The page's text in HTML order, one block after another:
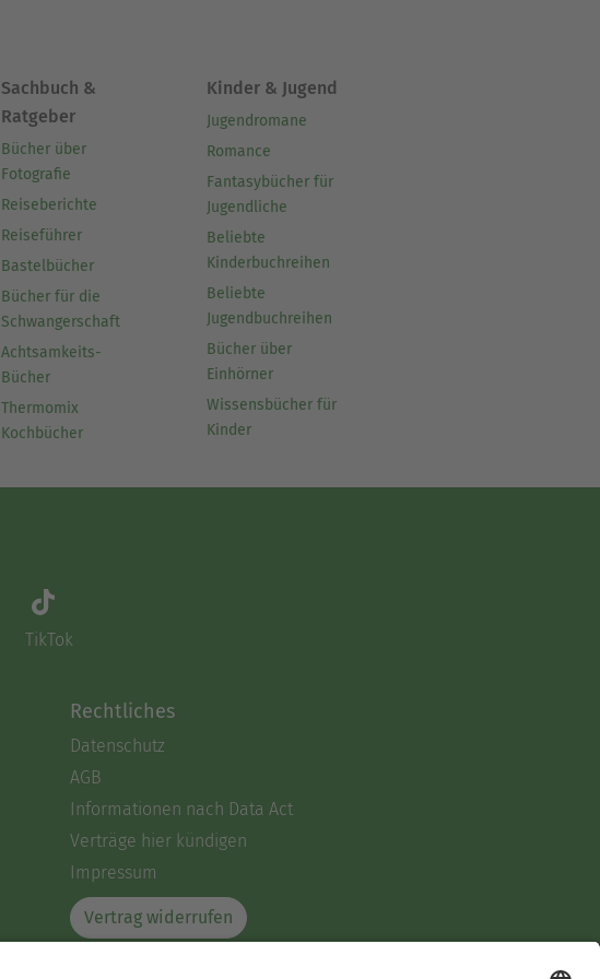
Sachbuch &
Ratgeber
Bücher über
Fotografie
Reiseberichte
Reiseführer
Bastelbücher
Bücher für die
Schwangerschaft
Achtsamkeits-
Bücher
Thermomix
Kochbücher
Kinder & Jugend
Jugendromane
Romance
Fantasybücher für
Jugendliche
Beliebte
Kinderbuchreihen
Beliebte
Jugendbuchreihen
Bücher über
Einhörner
Wissensbücher für
Kinder
TikTok
Rechtliches
Datenschutz
AGB
Informationen nach Data Act
Verträge hier kündigen
Impressum
Vertrag widerrufen